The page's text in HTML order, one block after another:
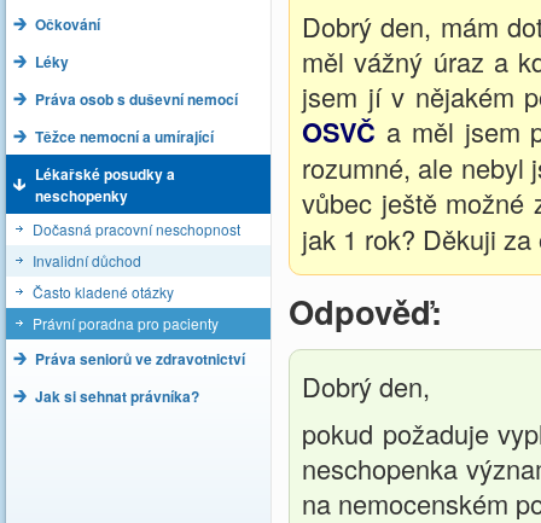
Očkování
Léky
Práva osob s duševní nemocí
Těžce nemocní a umírající
Lékařské posudky a
neschopenky
Dočasná pracovní neschopnost
Invalidní důchod
Často kladené otázky
Právní poradna pro pacienty
Práva seniorů ve zdravotnictví
Jak si sehnat právníka?
Dobrý den, mám
měl vážný úraz a
jsem jí v nějakém
OSVČ a měl jsem
rozumné, ale nebyl
vůbec ještě
jak 1 rok? Děkuji
Odpověď:
Dobrý den,
pokud požaduje
neschopenka
na nemocenském